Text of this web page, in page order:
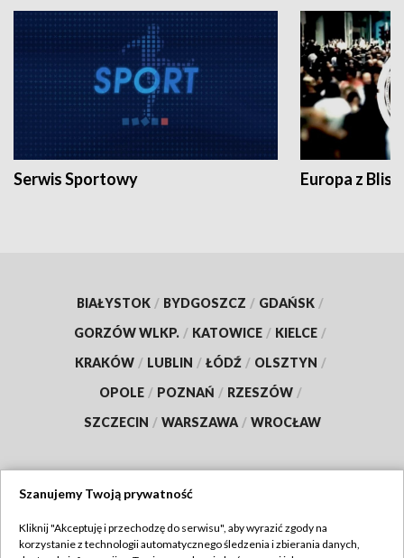
Serwis Sportowy Europa z
BIAŁYSTOK / BYDGOSZCZ / GDAŃSK /
GORZÓW WLKP. / KATOWICE / KIELCE /
KRAKÓW / LUBLIN / ŁÓDŹ / OLSZTYN /
OPOLE / POZNAŃ / RZESZÓW /
SZCZECIN / WARSZAWA / WROCŁAW
TVP
Szanujemy Twoją prywatność
Kliknij "Akceptuję i przechodzę do serwisu", aby wyrazić zgody na
korzystanie z technologii automatycznego śledzenia i zbierania danych,